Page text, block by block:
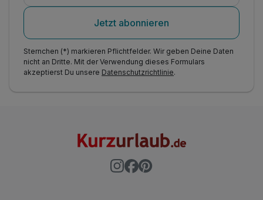
Jetzt abonnieren
Sternchen (*) markieren Pflichtfelder. Wir geben Deine Daten
nicht an Dritte. Mit der Verwendung dieses Formulars
akzeptierst Du unsere Datenschutzrichtlinie.